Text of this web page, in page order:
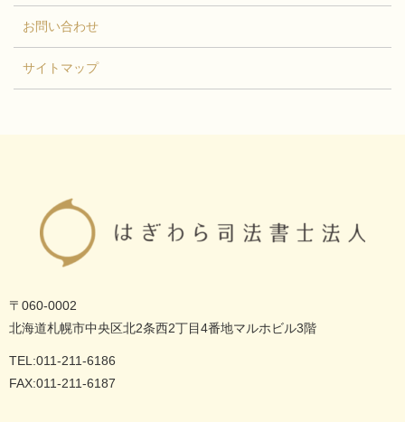
お問い合わせ
サイトマップ
〒060-0002
北海道札幌市中央区北2条西2丁目4番地マルホビル3階
TEL:011-211-6186
FAX:011-211-6187